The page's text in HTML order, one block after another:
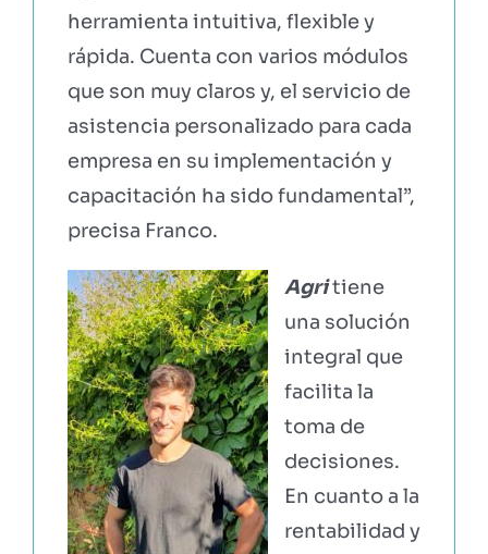
herramienta intuitiva, flexible y
rápida. Cuenta con varios módulos
que son muy claros y, el servicio de
asistencia personalizado para cada
empresa en su implementación y
capacitación ha sido fundamental”,
precisa Franco.
Agritiene
una solución
integral que
facilita la
toma de
decisiones.
En cuanto a la
rentabilidad y